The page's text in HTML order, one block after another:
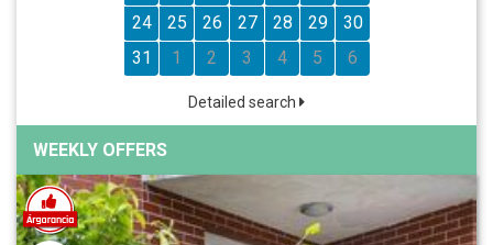
24
25 26 27 28 29
30
31
1 2 3 4 5 6
Detailed search
WEEKLY OFFERS